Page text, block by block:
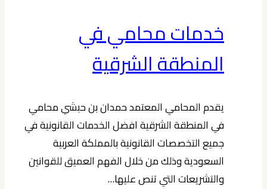
العمل
السعودي؟
خدمات محامي في
المنطقة الشرقية
يقدم المحامي المعتمد حمدان بن حبشي محامي
في المنطقة الشرقية افضل الخدمات القانونية في
جميع التخصصات القانونية بالمملكة العربية
السعودية وذلك من خلال الفهم العميق للقوانين
والتشريعات التي تنص عليها…